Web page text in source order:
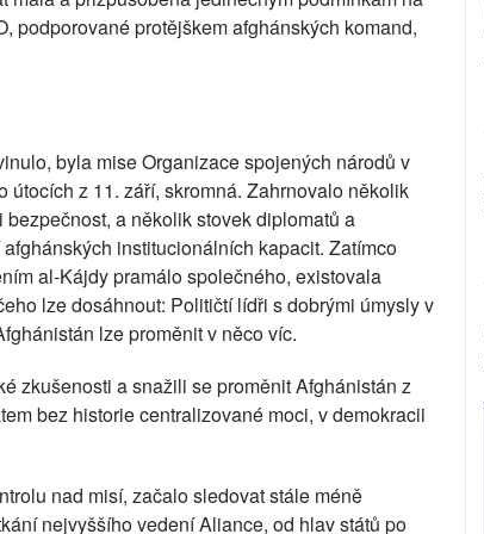
podporované protějškem afghánských komand,
byla mise Organizace spojených národů v
útocích z 11. září, skromná. Zahrnovalo několik
a několik stovek diplomatů a
institucionálních kapacit. Zatímco
al-Kájdy pramálo společného, ​​existovala
lze dosáhnout: Političtí lídři s dobrými úmysly v
lze proměnit v něco víc.
zkušenosti a snažili se proměnit Afghánistán z
bez historie centralizované moci, v demokracii
nad misí, začalo sledovat stále méně
nejvyššího vedení Aliance, od hlav států po